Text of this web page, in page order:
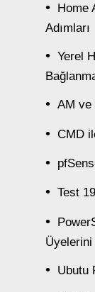
Home
Adımları
Yerel
AM ve
CMD
Test
Üyelerini
Ubutu